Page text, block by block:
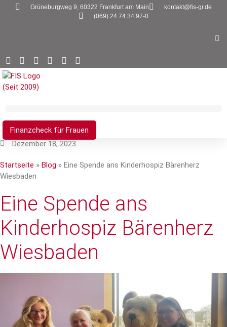
Grüneburgweg 9, 60322 Frankfurt am Main
kontakt@fis-gr.de
(069) 24 74 34 97-0
Finanzcheck für Frauen
Dezember 18, 2023
Startseite » Blog » Eine Spende ans Kinderhospiz Bärenherz
Wiesbaden
Eine Spende ans
Kinderhospiz Bärenherz
Wiesbaden